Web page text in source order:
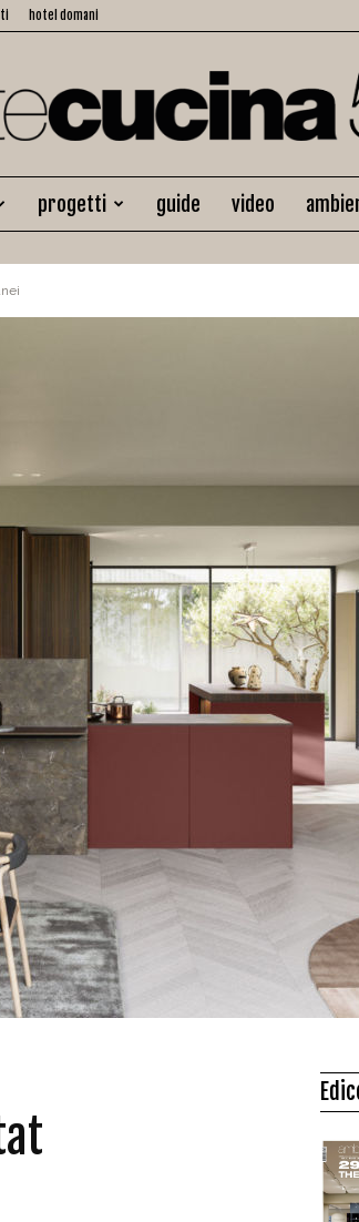
hotel domani
Ambiente
progetti guide video